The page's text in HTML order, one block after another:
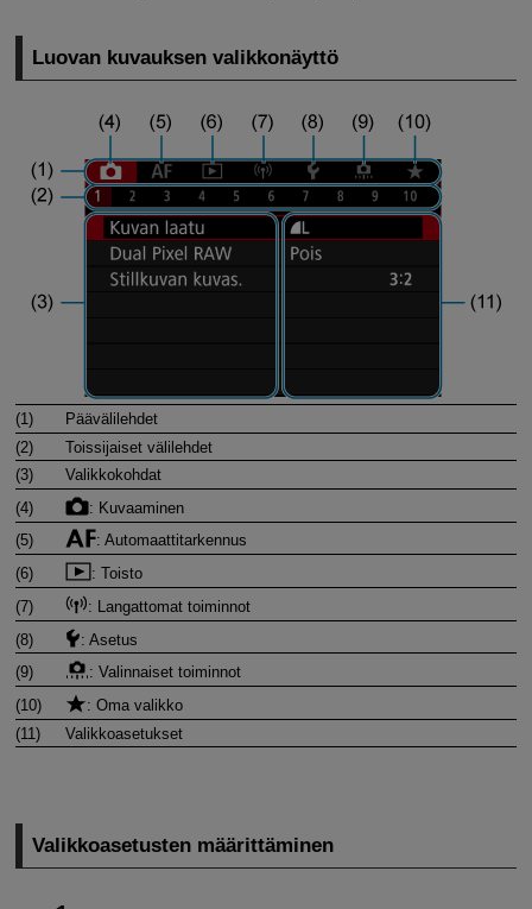
Luovan kuvauksen valikkonäyttö
(1)
Päävälilehdet
(2)
Toissijaiset välilehdet
(3)
Valikkokohdat
(4)
: Kuvaaminen
(5)
: Automaattitarkennus
(6)
: Toisto
(7)
: Langattomat toiminnot
(8)
: Asetus
(9)
: Valinnaiset toiminnot
(10)
: Oma valikko
(11)
Valikkoasetukset
Valikkoasetusten määrittäminen